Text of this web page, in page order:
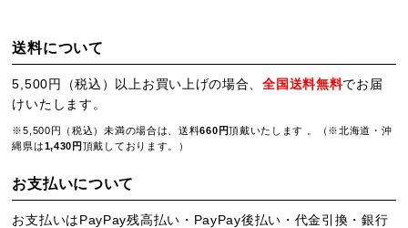
送料について
5,500円（税込）以上お買い上げの場合、全国送料無料でお届
けいたします。
※5,500円（税込）未満の場合は、送料660円頂戴いたします 。（※北海道・沖
縄県は1,430円 頂戴しております。）
お支払いについて
お支払いはPayPay残高払い・PayPay後払い・代金引換・銀行